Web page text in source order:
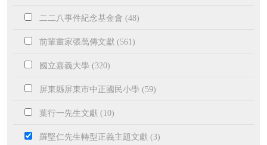
二二八事件紀念基金會 (48)
前輩畫家張萬傳文獻 (561)
國立嘉義大學 (320)
屏東縣屏東市中正國民小學 (59)
葉行一先生文獻 (10)
羅堅仁先生轉型正義主題文獻 (3)